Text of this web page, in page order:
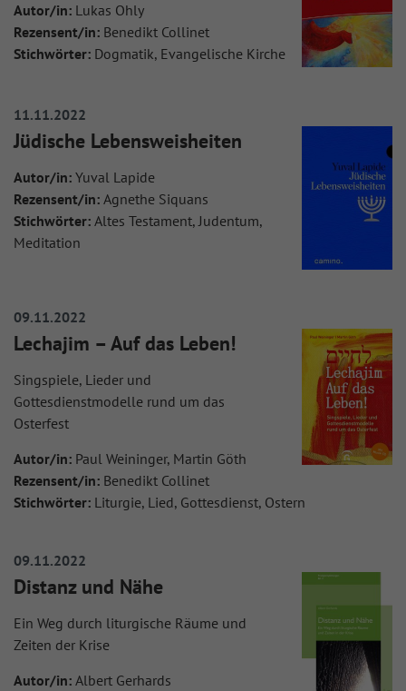
Autor/in: Lukas Ohly
Rezensent/in: Benedikt Collinet
Stichwörter: Dogmatik, Evangelische Kirche
11.11.2022
Jüdische Lebensweisheiten
Autor/in: Yuval Lapide
Rezensent/in: Agnethe Siquans
Stichwörter: Altes Testament, Judentum,
Meditation
09.11.2022
Lechajim – Auf das Leben!
Singspiele, Lieder und
Gottesdienstmodelle rund um das
Osterfest
Autor/in: Paul Weininger, Martin Göth
Rezensent/in: Benedikt Collinet
Stichwörter: Liturgie, Lied, Gottesdienst, Ostern
09.11.2022
Distanz und Nähe
Ein Weg durch liturgische Räume und
Zeiten der Krise
Autor/in: Albert Gerhards